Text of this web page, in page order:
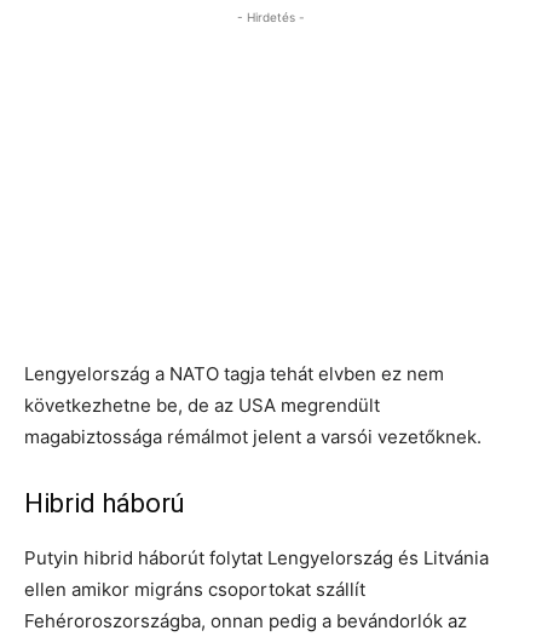
- Hirdetés -
Lengyelország a NATO tagja tehát elvben ez nem
következhetne be, de az USA megrendült
magabiztossága rémálmot jelent a varsói vezetőknek.
Hibrid háború
Putyin hibrid háborút folytat Lengyelország és Litvánia
ellen amikor migráns csoportokat szállít
Fehéroroszországba, onnan pedig a bevándorlók az